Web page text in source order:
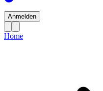
Anmelden
Home